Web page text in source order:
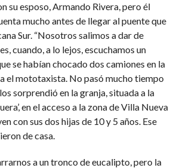
su esposo, Armando Rivera, pero él
mucho antes de llegar al puente que
Sur. “Nosotros salimos a dar de
cuando, a lo lejos, escuchamos un
se habían chocado dos camiones en la
el mototaxista. No pasó mucho tiempo
sorprendió en la granja, situada a la
en el acceso a la zona de Villa Nueva
con sus dos hijas de 10 y 5 años. Ese
de casa.
a un tronco de eucalipto, pero la